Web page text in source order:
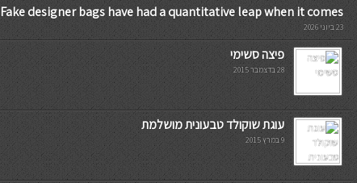
Fake designer bags have had a quantitative leap when it comes
23 ביוני 2026
פיצה סשימי
28 בדצמבר 2015
עוגת שוקולד טבעונית מושלמת
9 במרץ 2015